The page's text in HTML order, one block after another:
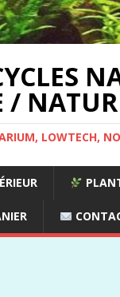
/
LOWTECH,